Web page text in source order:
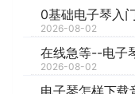
0基础电子琴入
2026-08-02
在线急等--电子
2026-08-02
电子琴怎样下载